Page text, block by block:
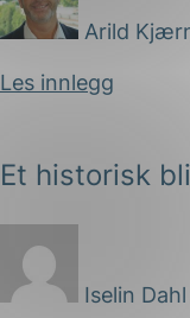
Arild
Les innlegg
Et historisk
Iselin Dahl